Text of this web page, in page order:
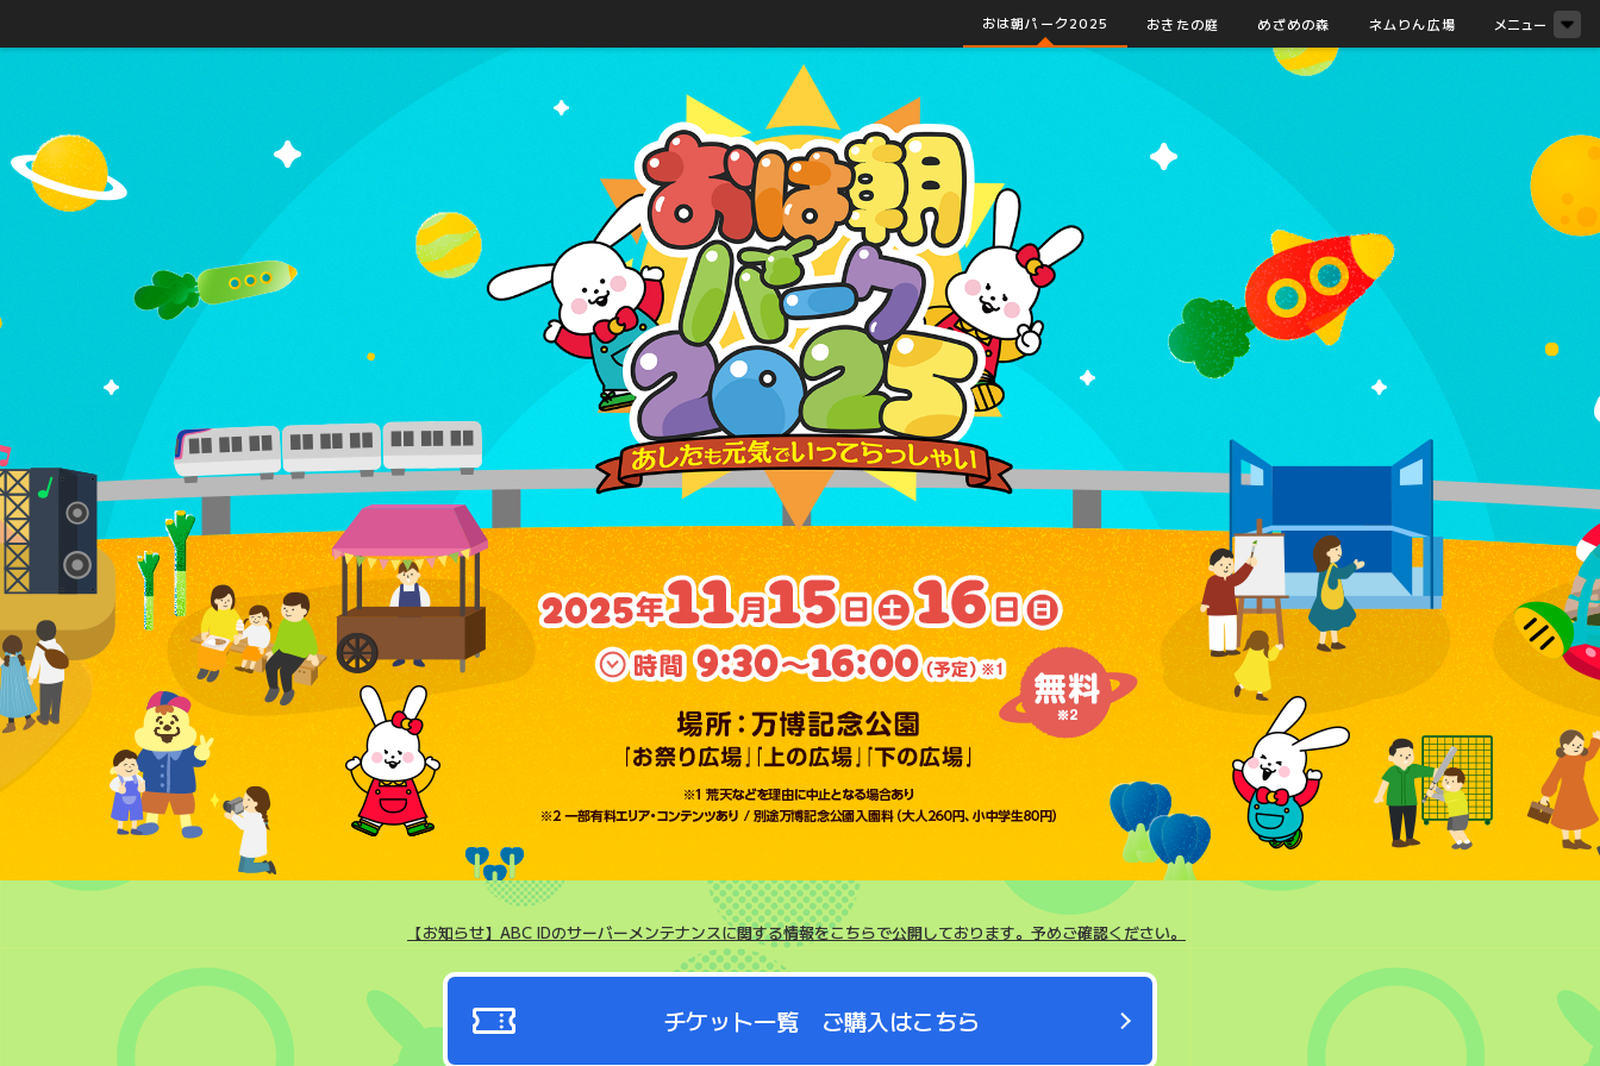
おは朝パーク2025 おきたの庭 めざめの森 ネムりん広場 メニュー
お
は朝パーク2025～あしたも元気でいってらっしゃい～
【お知らせ】ABC IDのサーバーメンテナンスに関する情報をこちらで公開しております。予めご確認ください。
チケット一覧 ご購入はこちら